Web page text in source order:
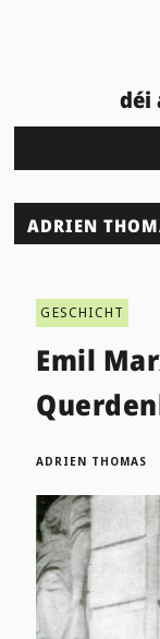
déi
ADRIEN
GESCHICHT
Emil
ADRIEN THOMAS